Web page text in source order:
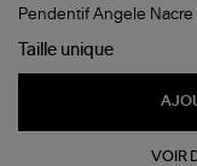
Pendentif
Nacre
Pendentif Angele Nacre
Taille unique
VOIR